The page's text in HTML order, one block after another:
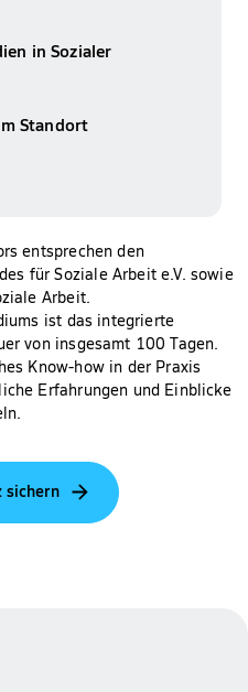
in Sozialer
Standort
entsprechen den
für Soziale Arbeit e.V. sowie
Arbeit.
ist das integrierte
von insgesamt 100 Tagen.
Know-how in der Praxis
Erfahrungen und Einblicke
sichern